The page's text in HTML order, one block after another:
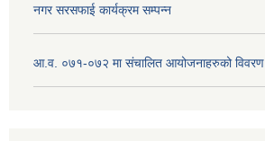
नगर सरसफाई कार्यक्रम सम्पन्न
आ.व. ०७१-०७२ मा संचालित आयोजनाहरुको विवरण